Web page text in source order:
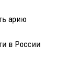
арию
в России